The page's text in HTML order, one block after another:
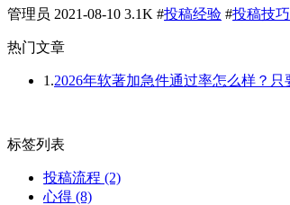
管理员 2021-08-10 3.1K #投稿经验 #投稿技巧
热门文章
1.2026年软著加急件通过率怎么样？
标签列表
投稿流程 (2)
心得 (8)